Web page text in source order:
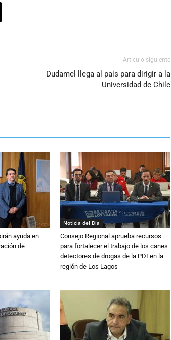
Artículo siguiente
Dudamel llega al país para dirigir a la
Universidad de Chile
ayuda en
de
Noticia del Día
Consejo Regional aprueba recursos
para fortalecer el trabajo de los canes
detectores de drogas de la PDI en la
región de Los Lagos